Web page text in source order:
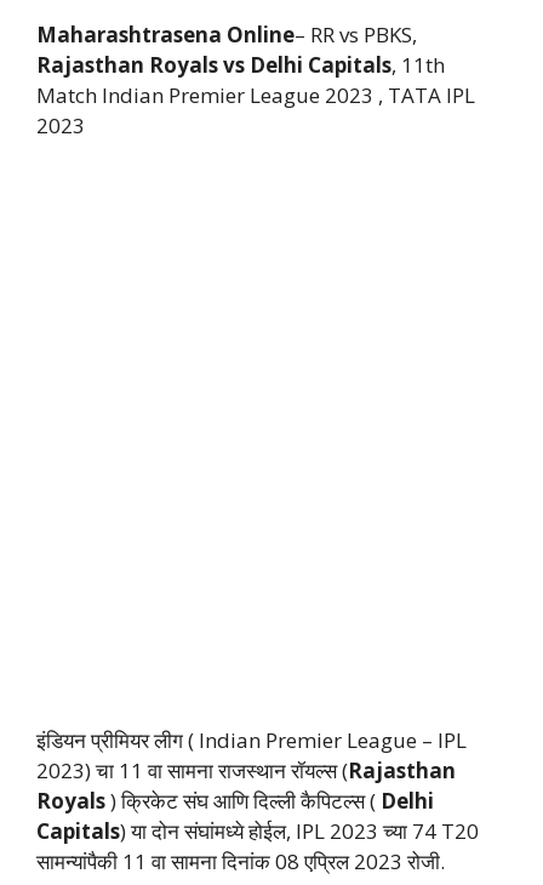
Maharashtrasena Online– RR vs PBKS,
Rajasthan Royals vs Delhi Capitals, 11th
Match Indian Premier League 2023 , TATA IPL
2023
इंडियन प्रीमियर लीग ( Indian Premier League – IPL
2023) चा 11 वा सामना राजस्थान रॉयल्स(Rajasthan
Royals) क्रिकेट संघ आणि दिल्ली कैपिटल्स ( Delhi
Capitals) या दोन संघांमध्ये होईल, IPL 2023 च्या 74 T20
सामन्यांपैकी 11 वा सामना दिनांक 08 एप्रिल 2023 रोजी.